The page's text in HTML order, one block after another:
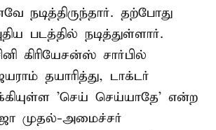
நடித்திருந்தார். தற்போது
படத்தில் நடித்துள்ளார்.
கிரியேசன்ஸ் சார்பில்
தயாரித்து, டாக்டர்
'செய் செய்யாதே' என்ற
முதல்-அமைச்சர்